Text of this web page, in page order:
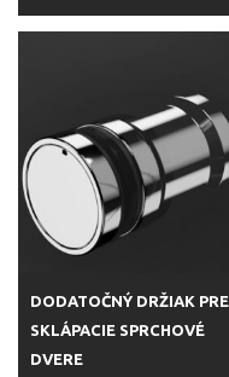
DODATOČNÝ DRŽIAK PRE
SKLÁPACIE SPRCHOVÉ
DVERE